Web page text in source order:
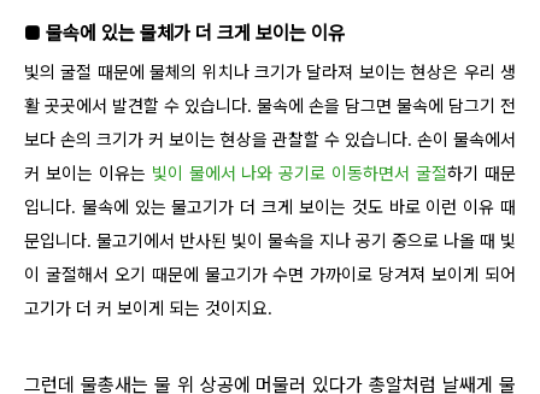
■ 물속에 있는 물체가 더 크게 보이는 이유
빛의 굴절 때문에 물체의 위치나 크기가 달라져 보이는 현상은 우리 생
활 곳곳에서 발견할 수 있습니다. 물속에 손을 담그면 물속에 담그기 전
보다 손의 크기가 커 보이는 현상을 관찰할 수 있습니다. 손이 물속에서
커 보이는 이유는 빛이 물에서 나와 공기로 이동하면서 굴절하기 때문
입니다. 물속에 있는 물고기가 더 크게 보이는 것도 바로 이런 이유 때
문입니다. 물고기에서 반사된 빛이 물속을 지나 공기 중으로 나올 때 빛
이 굴절해서 오기 때문에 물고기가 수면 가까이로 당겨져 보이게 되어
고기가 더 커 보이게 되는 것이지요.
그런데 물총새는 물 위 상공에 머물러 있다가 총알처럼 날쌔게 물